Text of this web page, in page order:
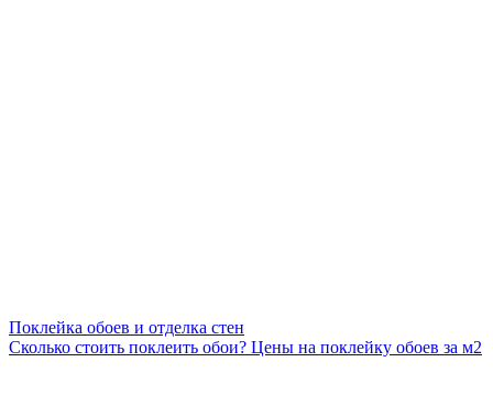
Поклейка обоев и отделка стен
Сколько стоить поклеить обои? Цены на поклейку обоев за м2